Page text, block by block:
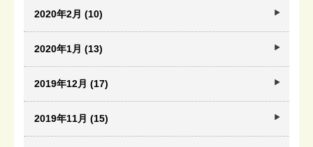
2020年2月 (10)
2020年1月 (13)
2019年12月 (17)
2019年11月 (15)